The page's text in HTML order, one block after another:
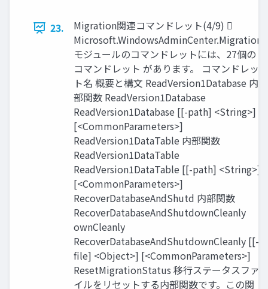
23.
Migration関連コマンドレット(4/9) 
Microsoft.WindowsAdminCenter.Migration
モジュールのコマンドレットには、27個の
コマンドレット があります。 コマンドレッ
ト名 概要と構文 ReadVersion1Database 内
部関数 ReadVersion1Database
ReadVersion1Database [[-path] <String>]
[<CommonParameters>]
ReadVersion1DataTable 内部関数
ReadVersion1DataTable
ReadVersion1DataTable [[-path] <String>]
[<CommonParameters>]
RecoverDatabaseAndShutd 内部関数
RecoverDatabaseAndShutdownCleanly
ownCleanly
RecoverDatabaseAndShutdownCleanly [[-
file] <Object>] [<CommonParameters>]
ResetMigrationStatus 移行ステータスファ
イルをリセットする内部関数です。この関